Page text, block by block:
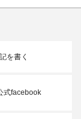
を書く
式facebook